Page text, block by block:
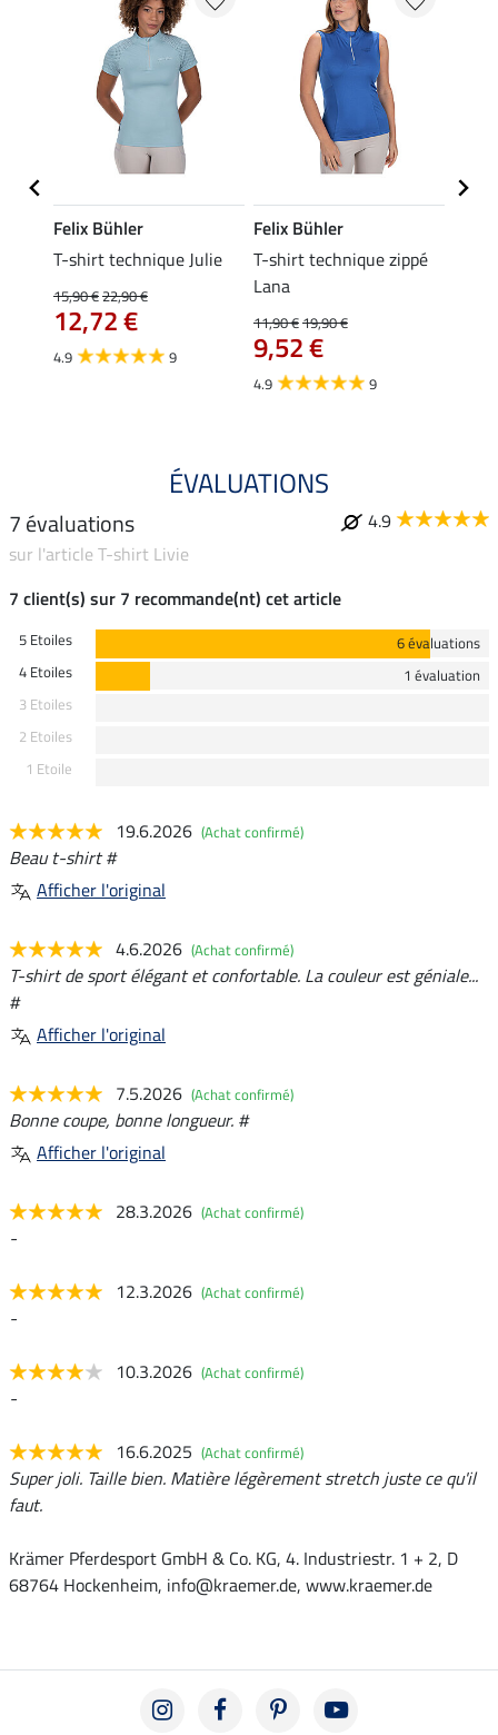
Felix Bühler
T-shirt technique Julie
15,90 €22,90 €
12,72 €
4.9 9
Felix Bühler
T-shirt technique zippé
Lana
11,90 €19,90 €
9,52 €
4.9 9
ÉVALUATIONS
7 évaluations
4.9
sur l'article T-shirt Livie
7 client(s) sur 7 recommande(nt) cet article
5 Etoiles
6 évaluations
4 Etoiles
1 évaluation
3 Etoiles
2 Etoiles
1 Etoile
19.6.2026 (Achat confirmé)
Beau t-shirt #
Afficher l'original
4.6.2026 (Achat confirmé)
T-shirt de sport élégant et confortable. La couleur est géniale...
#
Afficher l'original
7.5.2026 (Achat confirmé)
Bonne coupe, bonne longueur. #
Afficher l'original
28.3.2026 (Achat confirmé)
-
12.3.2026 (Achat confirmé)
-
10.3.2026 (Achat confirmé)
-
16.6.2025 (Achat confirmé)
Super joli. Taille bien. Matière légèrement stretch juste ce qu'il
faut.
Krämer Pferdesport GmbH & Co. KG, 4. Industriestr. 1 + 2, D
68764 Hockenheim, info@kraemer.de, www.kraemer.de